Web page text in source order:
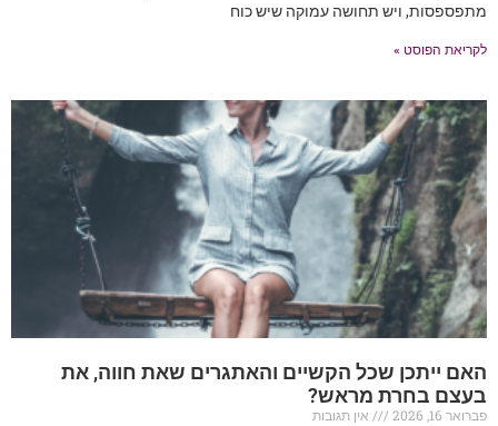
מתפספסות, ויש תחושה עמוקה שיש כוח
לקריאת הפוסט »
האם ייתכן שכל הקשיים והאתגרים שאת חווה, את
בעצם בחרת מראש?
פברואר 16, 2026
אין תגובות